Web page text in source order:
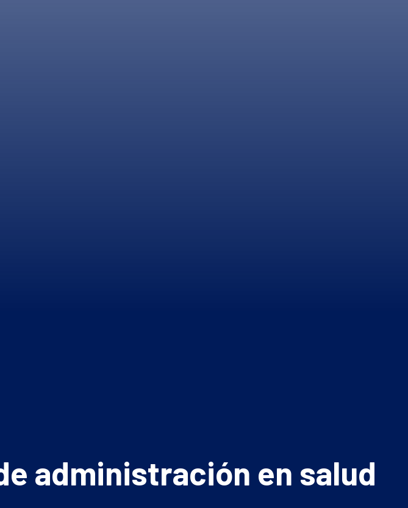
administración en salud